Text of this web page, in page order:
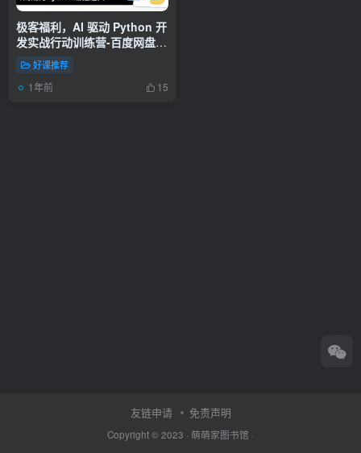
极客福利，AI 驱动 Python 开
发实战行动训练营-百度网盘-
下载好课推荐
1年前 15
友链申请 免责声明
Copyright © 2023 · 萌萌家图书馆 ·